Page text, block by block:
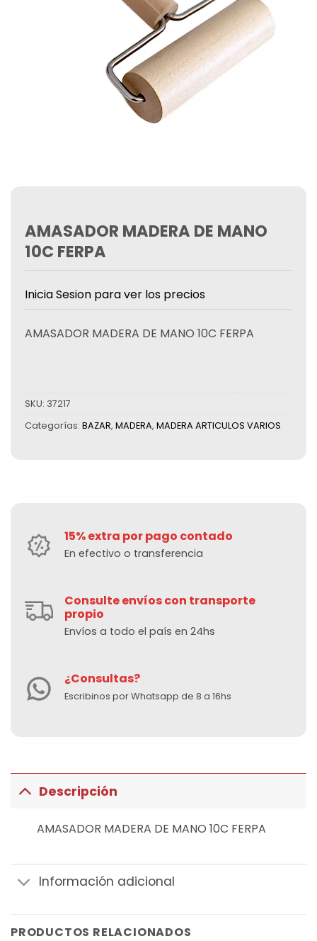
AMASADOR MADERA DE MANO
10C FERPA
Inicia Sesion para ver los precios
AMASADOR MADERA DE MANO 10C FERPA
SKU: 37217
Categorías: BAZAR, MADERA, MADERA ARTICULOS VARIOS
15% extra por pago contado
En efectivo o transferencia
Consulte envíos con transporte
propio
Envíos a todo el país en 24hs
¿Consultas?
Escribinos por Whatsapp de 8 a 16hs
Descripción
AMASADOR MADERA DE MANO 10C FERPA
Información adicional
PRODUCTOS RELACIONADOS